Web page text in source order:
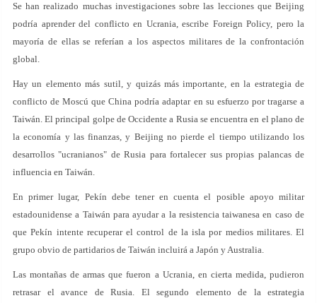
Se han realizado muchas investigaciones sobre las lecciones que Beijing
podría aprender del conflicto en Ucrania, escribe Foreign Policy, pero la
mayoría de ellas se referían a los aspectos militares de la confrontación
global.
Hay un elemento más sutil, y quizás más importante, en la estrategia de
conflicto de Moscú que China podría adaptar en su esfuerzo por tragarse a
Taiwán. El principal golpe de Occidente a Rusia se encuentra en el plano de
la economía y las finanzas, y Beijing no pierde el tiempo utilizando los
desarrollos "ucranianos" de Rusia para fortalecer sus propias palancas de
influencia en Taiwán.
En primer lugar, Pekín debe tener en cuenta el posible apoyo militar
estadounidense a Taiwán para ayudar a la resistencia taiwanesa en caso de
que Pekín intente recuperar el control de la isla por medios militares. El
grupo obvio de partidarios de Taiwán incluirá a Japón y Australia.
Las montañas de armas que fueron a Ucrania, en cierta medida, pudieron
retrasar el avance de Rusia. El segundo elemento de la estrategia